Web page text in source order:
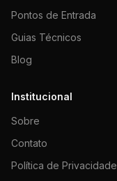
Pontos de Entrada
Guias Técnicos
Blog
Institucional
Sobre
Contato
Política de Privacidade